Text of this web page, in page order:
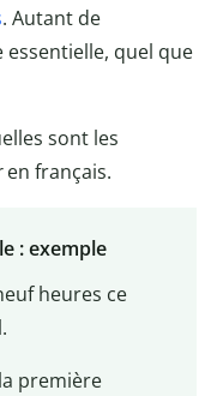
. Autant de
quel que
sont les
en français.
: exemple
heures ce
première